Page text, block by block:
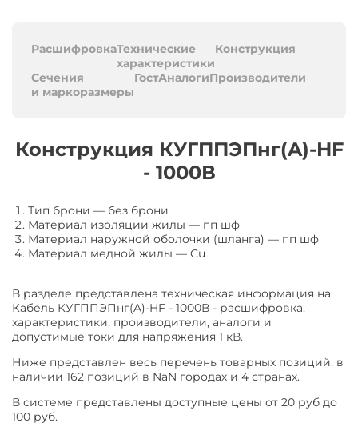
РасшифровкаТехнические
характеристики
Конструкция
Сечения
и маркоразмеры
ГостАналогиПроизводители
Конструкция КУГППЭПнг(A)-HF
- 1000В
Тип брони — без брони
Материал изоляции жилы — пп шф
Материал наружной оболочки (шланга) — пп шф
Материал медной жилы — Cu
В разделе представлена техническая информация на
Кабель КУГППЭПнг(A)-HF - 1000В - расшифровка,
характеристики, производители, аналоги и
допустимые токи для напряжения 1 кВ.
Ниже представлен весь перечень товарных позиций: в
наличии 162 позиций в NaN городах и 4 странах.
В системе представлены доступные цены от 20 руб до
100 руб.